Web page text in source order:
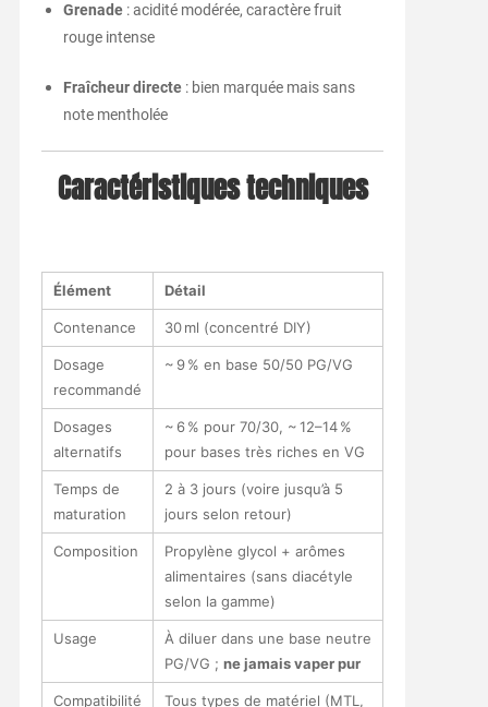
Grenade: acidité modérée, caractère fruit
rouge intense
Fraîcheur directe: bien marquée mais sans
note mentholée
Caractéristiques techniques
Élément Détail
Contenance 30 ml (concentré DIY)
Dosage
recommandé
~ 9 % en base 50/50 PG/VG
Dosages
alternatifs
~ 6 % pour 70/30, ~ 12–14 %
pour bases très riches en VG
Temps de
maturation
2 à 3 jours (voire jusqu’à 5
jours selon retour)
Composition
Propylène glycol + arômes
alimentaires (sans diacétyle
selon la gamme)
Usage
À diluer dans une base neutre
PG/VG ; ne jamais vaper pur
Compatibilité Tous types de matériel (MTL,